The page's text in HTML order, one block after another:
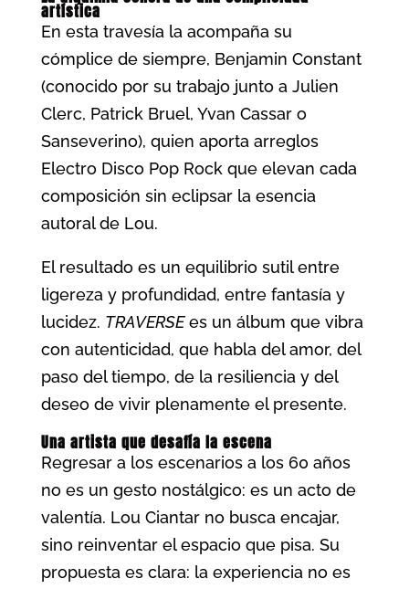
artística
En esta travesía la acompaña su
cómplice de siempre, Benjamin Constant
(conocido por su trabajo junto a Julien
Clerc, Patrick Bruel, Yvan Cassar o
Sanseverino), quien aporta arreglos
Electro Disco Pop Rock que elevan cada
composición sin eclipsar la esencia
autoral de Lou.
El resultado es un equilibrio sutil entre
ligereza y profundidad, entre fantasía y
lucidez. TRAVERSEes un álbum que vibra
con autenticidad, que habla del amor, del
paso del tiempo, de la resiliencia y del
deseo de vivir plenamente el presente.
Una artista que desafía la escena
Regresar a los escenarios a los 60 años
no es un gesto nostálgico: es un acto de
valentía. Lou Ciantar no busca encajar,
sino reinventar el espacio que pisa. Su
propuesta es clara: la experiencia no es